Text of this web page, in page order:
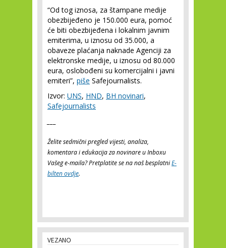
“Od tog iznosa, za štampane medije
obezbijeđeno je 150.000 eura, pomoć
će biti obezbijeđena i lokalnim javnim
emiterima, u iznosu od 35.000, a
obaveze plaćanja naknade Agenciji za
elektronske medije, u iznosu od 80.000
eura, oslobođeni su komercijalni i javni
emiteri”, piše Safejournalists.
Izvor: UNS, HND, BH novinari,
Safejournalists
Želite sedmični pregled vijesti, analiza,
komentara i edukacija za novinare u Inboxu
Vašeg e-maila? Pretplatite se na naš besplatniE-
bilten ovdje.
VEZANO